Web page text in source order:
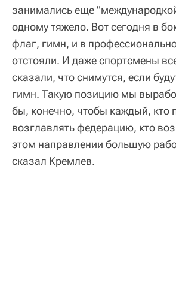
занимались еще
одному тяжело. Вот сегодня в
флаг, гимн, и в
отстояли. И даже спортсмены
сказали, что снимутся, если
гимн. Такую позицию мы
бы, конечно, чтобы каждый, кто
возглавлять федерацию, кто
этом направлении большую
сказал Кремлев.